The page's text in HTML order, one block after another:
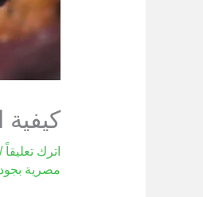
اترك تعليقاً /
مصرية